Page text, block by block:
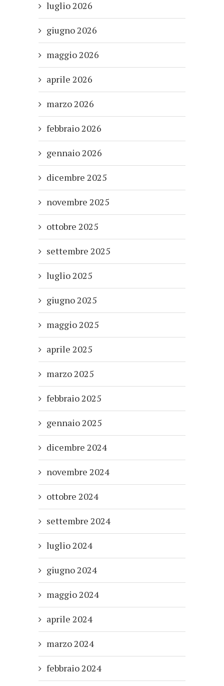
luglio 2026
giugno 2026
maggio 2026
aprile 2026
marzo 2026
febbraio 2026
gennaio 2026
dicembre 2025
novembre 2025
ottobre 2025
settembre 2025
luglio 2025
giugno 2025
maggio 2025
aprile 2025
marzo 2025
febbraio 2025
gennaio 2025
dicembre 2024
novembre 2024
ottobre 2024
settembre 2024
luglio 2024
giugno 2024
maggio 2024
aprile 2024
marzo 2024
febbraio 2024